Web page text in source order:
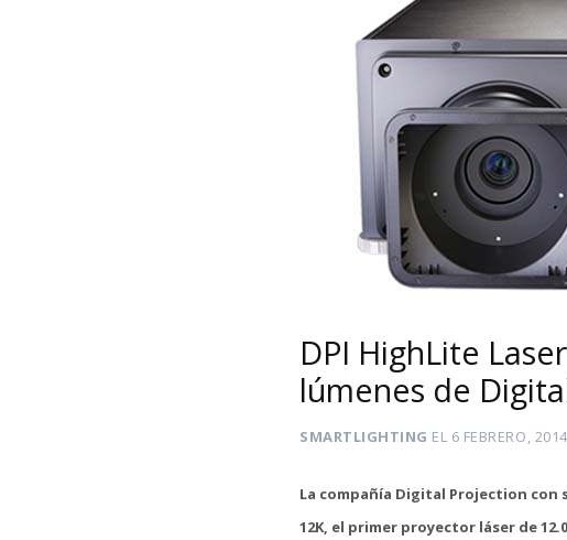
DPI HighLite
lúmenes de
SMARTLIGHTING EL 6 FEBRERO, 2014
La compañía Digital Projection con
12K, el primer proyector láser de